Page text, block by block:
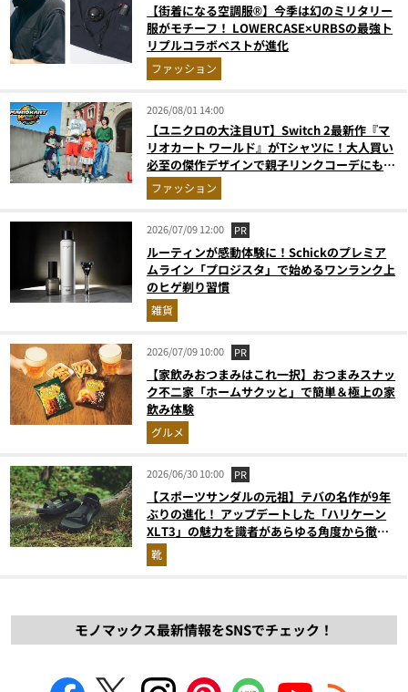
【街着になる空調服®】今季は幻のミリタリー
服がモチーフ！ LOWERCASE×URBSの最強ト
リプルコラボベストが進化
ファッション
2026/08/01 14:00
【ユニクロの大注目UT】Switch 2最新作『マ
リオカート ワールド』がTシャツに！大人買い
必至の傑作デザインで親子リンクコーデにも最
適ファッション
2026/07/09 12:00 PR
ルーティンが感動体験に！Schickのプレミア
ムライン「プロジスタ」で始めるワンランク上
のヒゲ剃り習慣
雑貨
2026/07/09 10:00 PR
【家飲みおつまみはこれ一択】おつまみスナッ
ク不二家「ホームサクッと」で簡単＆極上の家
飲み体験
グルメ
2026/06/30 10:00 PR
【スポーツサンダルの元祖】テバの名作が9年
ぶりの進化！ アップデートした「ハリケーン
XLT3」の魅力を識者があらゆる角度から徹底
解説！
靴
モノマックス最新情報をSNSでチェック！